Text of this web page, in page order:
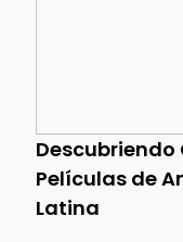
Descubriendo
Películas de
Latina